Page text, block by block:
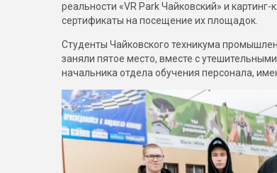
реальности «VR Park Чайковский» и
сертификаты на посещение их площадок.
Студенты Чайковского техникума
заняли пятое место, вместе с
начальника отдела обучения персонала,